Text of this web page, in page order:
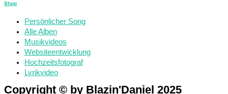
Shop
Persönlicher Song
Alle Alben
Musikvideos
Websiteentwicklung
Hochzeitsfotograf
Lyrikvideo
Copyright © by Blazin'Daniel 2025